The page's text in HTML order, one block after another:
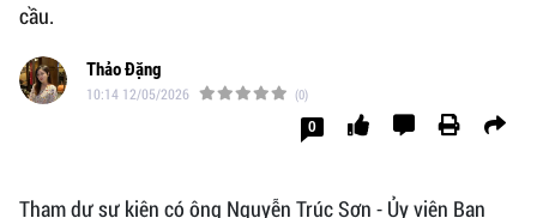
cầu.
Thảo Đặng
10:14 12/05/2026 (0)
0
Tham dự sự kiện có ông Nguyễn Trúc Sơn - Ủy viên Ban